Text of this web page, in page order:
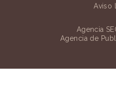
Aviso
Agencia
Agencia de